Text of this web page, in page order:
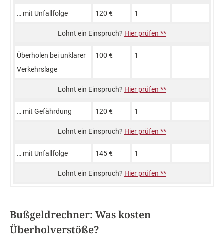
… mit Unfall­folge 120 € 1
Hier prüfen **
Überholen bei unklarer
Verkehrs­lage
100 € 1
Hier prüfen **
… mit Gefähr­dung 120 € 1
Hier prüfen **
… mit Unfall­folge 145 € 1
Hier prüfen **
Bußgeldrechner: Was kosten
Überholverstöße?